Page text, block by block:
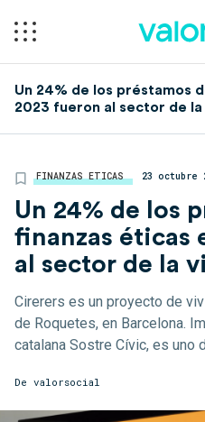
Un 24% de los préstamos
2023 fueron al sector de la
FINANZAS ETICAS 23 octubre
Un 24% de los
finanzas éticas
al sector de la
Cirerers es un proyecto de
de Roquetes, en Barcelona.
catalana Sostre Cívic, es uno
De valorsocial